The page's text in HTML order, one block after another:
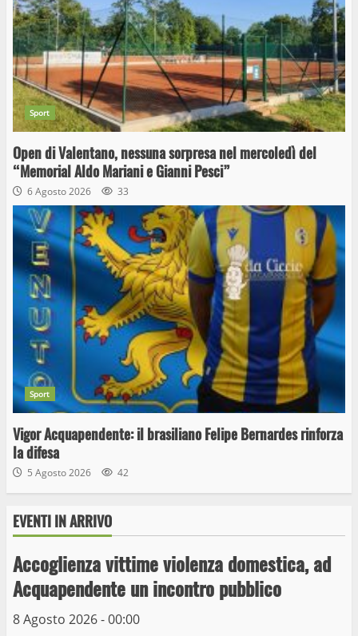
Sport
Open di Valentano, nessuna sorpresa nel mercoledì del
“Memorial Aldo Mariani e Gianni Pesci”
6 Agosto 2026 33
Sport
Vigor Acquapendente: il brasiliano Felipe Bernardes rinforza
la difesa
5 Agosto 2026 42
EVENTI IN ARRIVO
Accoglienza vittime violenza domestica, ad
Acquapendente un incontro pubblico
8 Agosto 2026 - 00:00
3
La Polizia di Stato arresta il ladro seriale